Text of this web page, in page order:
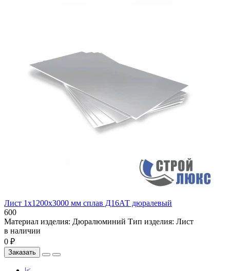
Лист 1х1200х3000 мм сплав Д16АТ дюралевый
600
Материал изделия: Дюралюминий Тип изделия: Лист
в наличии
0 ₽
Заказать